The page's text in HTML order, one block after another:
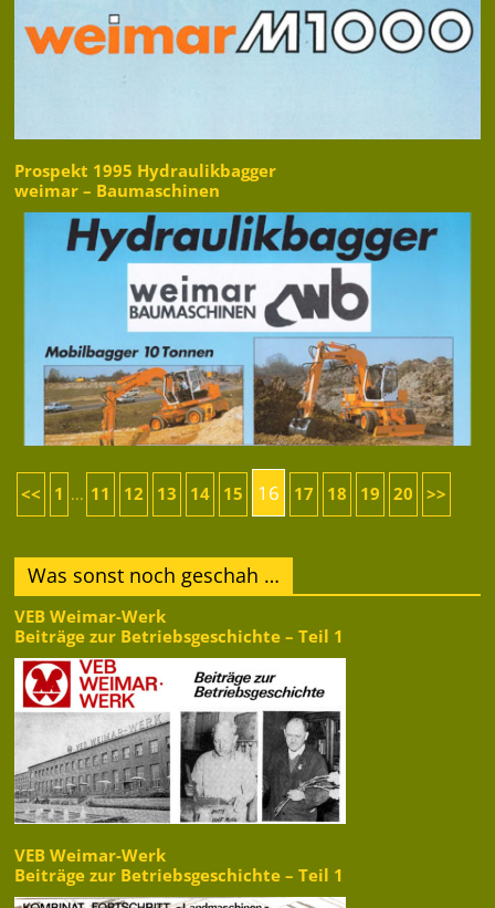
Prospekt 1995 Hydraulikbagger
weimar – Baumaschinen
<< 1 ... 11 12 13 14 15 16 17 18 19 20 >>
Was sonst noch geschah …
VEB Weimar-Werk
Beiträge zur Betriebsgeschichte – Teil 1
VEB Weimar-Werk
Beiträge zur Betriebsgeschichte – Teil 1